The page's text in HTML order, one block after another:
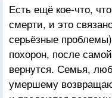
Есть ещё кое-что,
смерти, и это
серьёзные
похорон, после
вернутся. Семья,
умершему